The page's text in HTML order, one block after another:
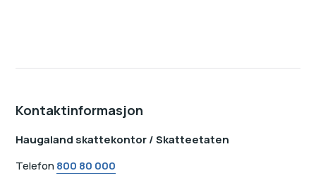
Kontaktinformasjon
Haugaland skattekontor / Skatteetaten
Telefon800 80 000